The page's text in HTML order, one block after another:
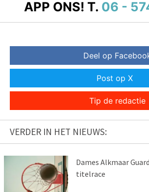
APP ONS! T. 06 -
Deel op
Post op X
Tip de redactie
VERDER IN HET NIEUWS:
Dames Alkmaar
titelrace